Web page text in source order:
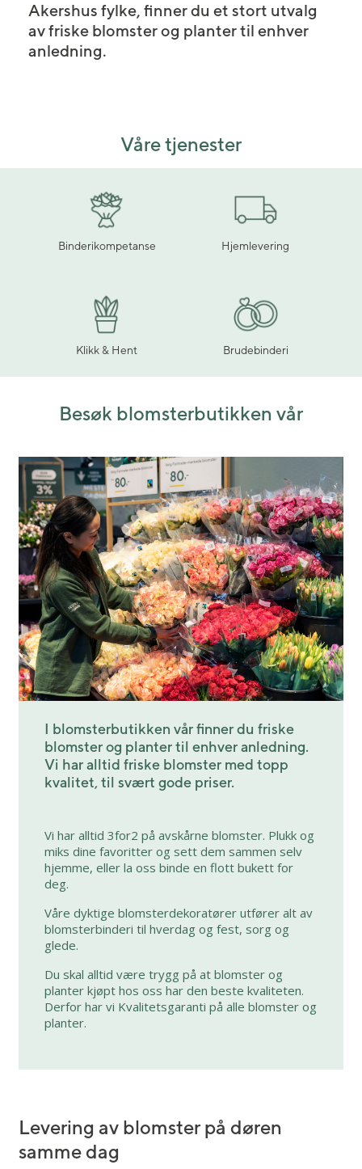
Akershus fylke, finner du et stort utvalg
av friske blomster og planter til enhver
anledning.
Våre tjenester
Binderikompetanse Hjemlevering
Klikk & Hent Brudebinderi
Besøk blomsterbutikken vår
I blomsterbutikken vår finner du friske
blomster og planter til enhver anledning.
Vi har alltid friske blomster med topp
kvalitet, til svært gode priser.
Vi har alltid 3for2 på avskårne blomster. Plukk og
miks dine favoritter og sett dem sammen selv
hjemme, eller la oss binde en flott bukett for
deg.
Våre dyktige blomsterdekoratører utfører alt av
blomsterbinderi til hverdag og fest, sorg og
glede.
Du skal alltid være trygg på at blomster og
planter kjøpt hos oss har den beste kvaliteten.
Derfor har vi Kvalitetsgaranti på alle blomster og
planter.
Levering av blomster på døren
samme dag